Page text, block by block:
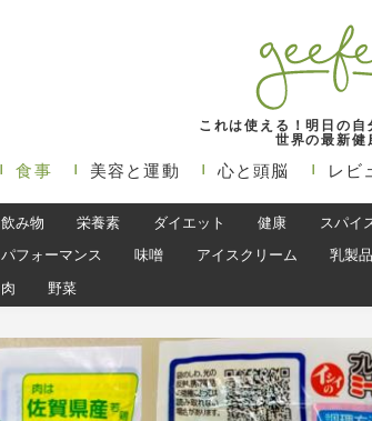
これは使える！明日の
世界の最新健
食事 美容と運動 心と頭脳 レビ
飲み物 栄養素 ダイエット 健康 スパイ
パフォーマンス
味噌 アイスクリーム 乳製品
肉
野菜